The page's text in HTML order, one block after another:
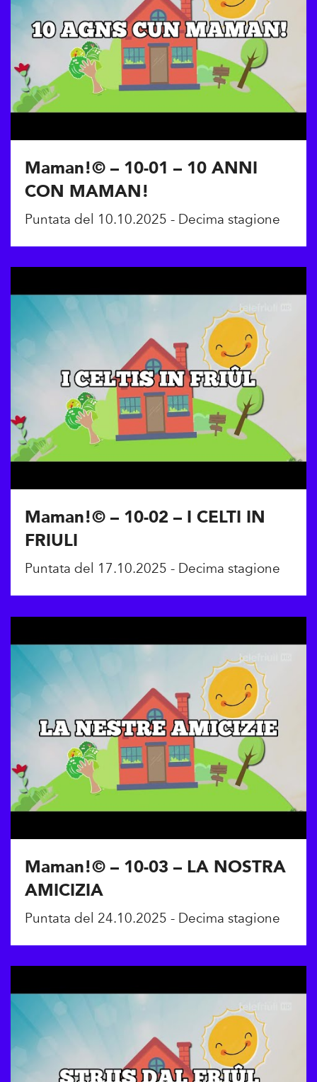
Maman!© – 10-01 – 10 ANNI
CON MAMAN!
Puntata del 10.10.2025 - Decima stagione
Maman!© – 10-02 – I CELTI IN
FRIULI
Puntata del 17.10.2025 - Decima stagione
Maman!© – 10-03 – LA NOSTRA
AMICIZIA
Puntata del 24.10.2025 - Decima stagione